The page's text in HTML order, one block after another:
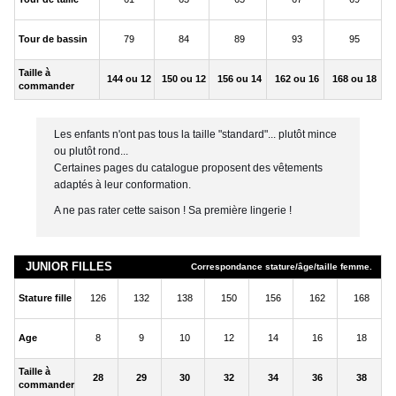
Tour de bassin 79 84 89 93 95
Taille à
commander
144 ou 12 150 ou 12 156 ou 14 162 ou 16 168 ou 18
Les enfants n'ont pas tous la taille "standard"... plutôt mince
ou plutôt rond...
Certaines pages du catalogue proposent des vêtements
adaptés à leur conformation.
A ne pas rater cette saison ! Sa première lingerie !
JUNIOR FILLES Correspondance stature/âge/taille femme.
Stature fille 126 132 138 150 156 162 168
Age 8 9 10 12 14 16 18
Taille à
commander
28 29 30 32 34 36 38